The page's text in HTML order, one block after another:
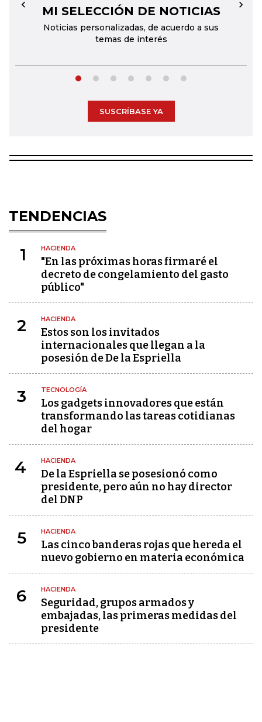
MI SELECCIÓN DE NOTICIAS
Noticias personalizadas, de acuerdo a sus
temas de interés
← →
SUSCRÍBASE YA
TENDENCIAS
1 HACIENDA
"En las próximas horas firmaré el
decreto de congelamiento del gasto
público"
2 HACIENDA
Estos son los invitados
internacionales que llegan a la
posesión de De la Espriella
3 TECNOLOGÍA
Los gadgets innovadores que están
transformando las tareas cotidianas
del hogar
4 HACIENDA
De la Espriella se posesionó como
presidente, pero aún no hay director
del DNP
5 HACIENDA
Las cinco banderas rojas que hereda el
nuevo gobierno en materia económica
6 HACIENDA
Seguridad, grupos armados y
embajadas, las primeras medidas del
presidente